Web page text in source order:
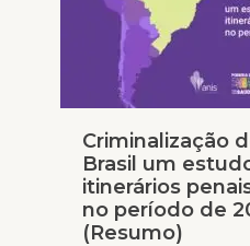
Criminalização
Brasil um
itinerários
no período de
(Resumo)